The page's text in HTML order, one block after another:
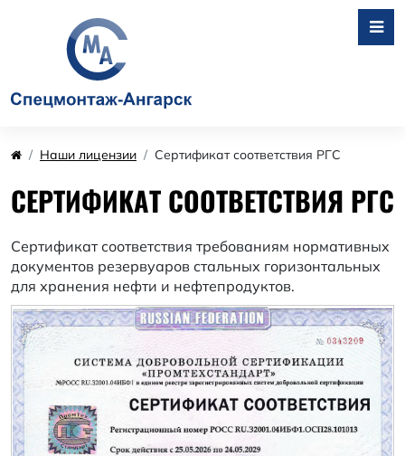
Наши лицензии Сертификат соответствия РГС
СЕРТИФИКАТ СООТВЕТСТВИЯ РГС
Сертификат соответствия требованиям нормативных
документов резервуаров стальных горизонтальных
для хранения нефти и нефтепродуктов.